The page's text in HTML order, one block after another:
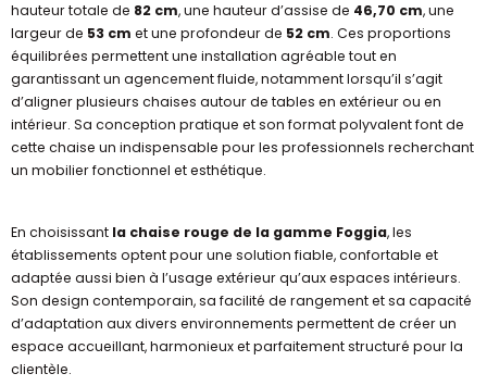
hauteur totale de 82 cm, une hauteur d’assise de 46,70 cm, une
largeur de 53 cm et une profondeur de 52 cm. Ces proportions
équilibrées permettent une installation agréable tout en
garantissant un agencement fluide, notamment lorsqu’il s’agit
d’aligner plusieurs chaises autour de tables en extérieur ou en
intérieur. Sa conception pratique et son format polyvalent font de
cette chaise un indispensable pour les professionnels recherchant
un mobilier fonctionnel et esthétique.
En choisissant la chaise rouge de la gamme Foggia, les
établissements optent pour une solution fiable, confortable et
adaptée aussi bien à l’usage extérieur qu’aux espaces intérieurs.
Son design contemporain, sa facilité de rangement et sa capacité
d’adaptation aux divers environnements permettent de créer un
espace accueillant, harmonieux et parfaitement structuré pour la
clientèle.